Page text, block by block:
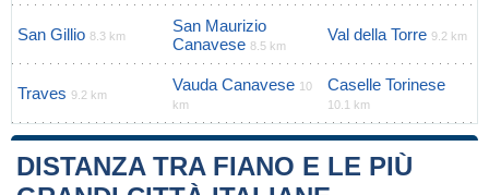
San Gillio 8.3 km
San Maurizio
Canavese 8.5 km
Val della Torre 9.2 km
Traves 9.2 km
Vauda Canavese 10
km
Caselle Torinese
10.1 km
DISTANZA TRA FIANO E LE PIÙ